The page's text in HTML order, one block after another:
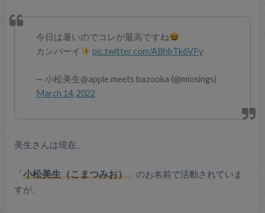
今日は暑いのでコレが最高ですね
カンパーイ
pic.twitter.com/ABhbTk6VFy
— 小松美生@apple meets bazooka (@miosings)
March 14, 2022
美生さんは現在、
「小松美生（こまつみお）」のお名前で活動されていま
すが、